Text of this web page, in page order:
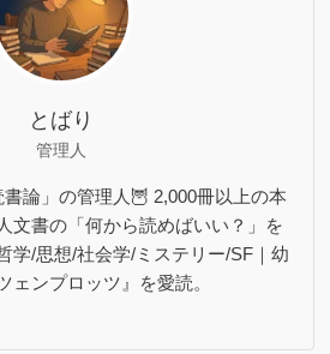
とばり
管理人
論」の管理人🦉 2,000冊以上の本
文書の「何から読めばいい？」を
学/思想/社会学/ミステリー/SF｜幼
ェンプロッツ』を愛読。